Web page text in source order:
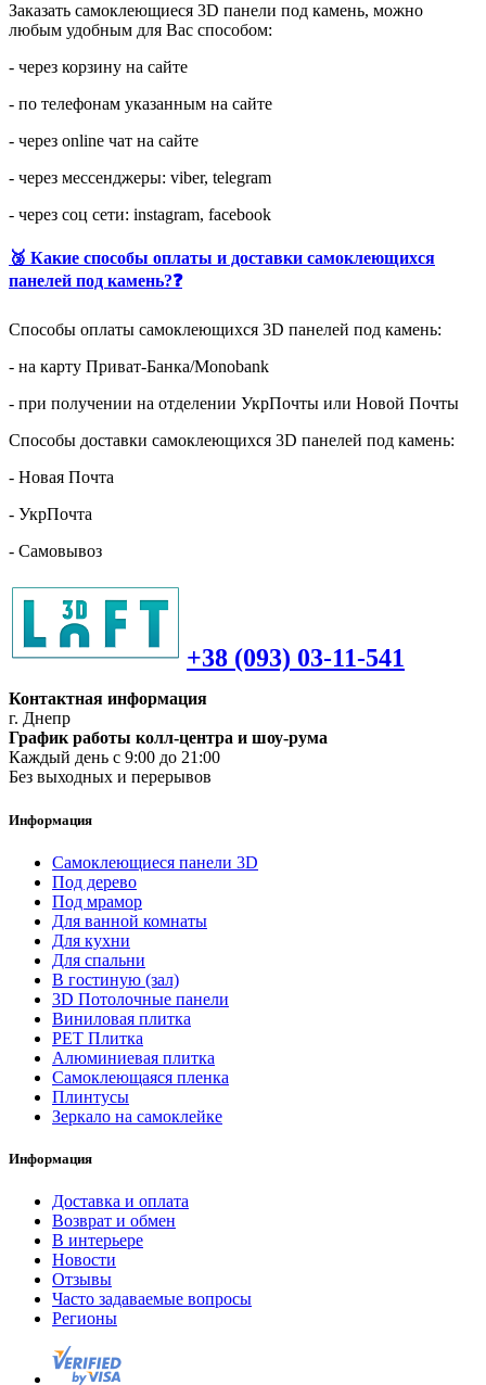
Заказать самоклеющиеся 3D панели под камень, можно
любым удобным для Вас способом:
- через корзину на сайте
- по телефонам указанным на сайте
- через online чат на сайте
- через мессенджеры: viber, telegram
- через соц сети: instagram, facebook
🥉 Какие способы оплаты и доставки самоклеющихся
панелей под камень?❓
Способы оплаты самоклеющихся 3D панелей под камень:
- на карту Приват-Банка/Monobank
- при получении на отделении УкрПочты или Новой Почты
Способы доставки самоклеющихся 3D панелей под камень:
- Новая Почта
- УкрПочта
- Самовывоз
+38 (093) 03-11-541
Контактная информация
г. Днепр
График работы колл-центра и шоу-рума
Каждый день с 9:00 до 21:00
Без выходных и перерывов
Информация
Самоклеющиеся панели 3D
Под дерево
Под мрамор
Для ванной комнаты
Для кухни
Для спальни
В гостиную (зал)
3D Потолочные панели
Виниловая плитка
PET Плитка
Алюминиевая плитка
Самоклеющаяся пленка
Плинтусы
Зеркало на самоклейке
Информация
Доставка и оплата
Возврат и обмен
В интерьере
Новости
Отзывы
Часто задаваемые вопросы
Регионы